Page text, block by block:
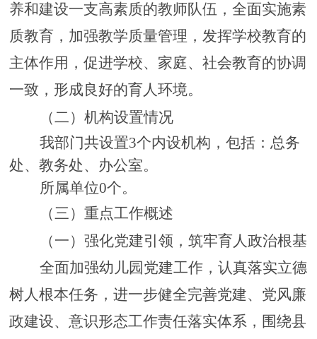
养和建设一支高素质的教师队伍，全面实施素
质教育，加强教学质量管理，发挥学校教育的
主体作用，促进学校、家庭、社会教育的协调
一致，形成良好的育人环境。
（二）机构设置情况
我部门共设置3个内设机构，包括：总务
处、教务处、办公室。
所属单位0个。
（三）重点工作概述
（一）强化党建引领，筑牢育人政治根基
全面加强幼儿园党建工作，认真落实立德
树人根本任务，进一步健全完善党建、党风廉
政建设、意识形态工作责任落实体系，围绕县